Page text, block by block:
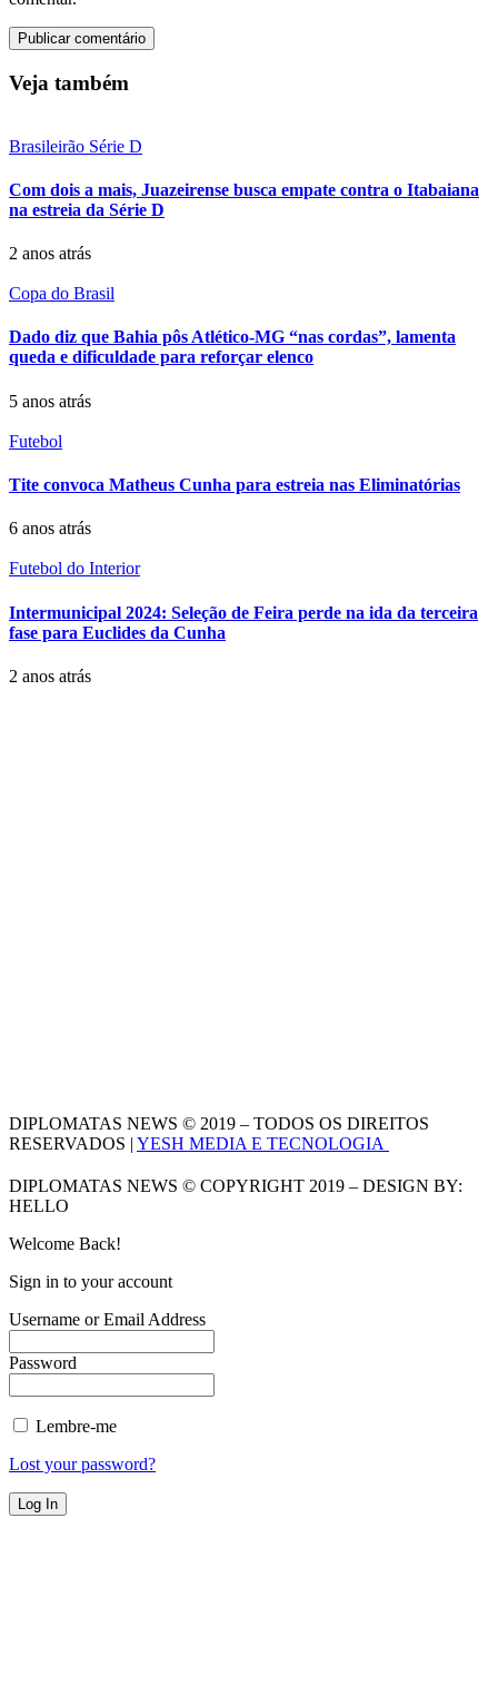
Veja também
Brasileirão Série D
Com dois a mais, Juazeirense busca empate contra o Itabaiana
na estreia da Série D
2 anos atrás
Copa do Brasil
Dado diz que Bahia pôs Atlético-MG “nas cordas”, lamenta
queda e dificuldade para reforçar elenco
5 anos atrás
Futebol
Tite convoca Matheus Cunha para estreia nas Eliminatórias
6 anos atrás
Futebol do Interior
Intermunicipal 2024: Seleção de Feira perde na ida da terceira
fase para Euclides da Cunha
2 anos atrás
DIPLOMATAS NEWS © 2019 – TODOS OS DIREITOS
RESERVADOS | YESH MEDIA E TECNOLOGIA
DIPLOMATAS NEWS © COPYRIGHT 2019 – DESIGN BY:
HELLO
Welcome Back!
Sign in to your account
Username or Email Address
Password
Lembre-me
Lost your password?